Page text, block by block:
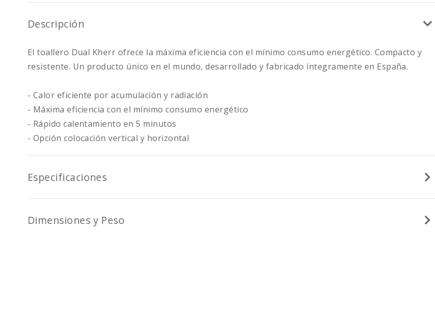
Descripción
El toallero Dual Kherr ofrece la máxima eficiencia con el mínimo consumo energético. Compacto y
resistente. Un producto único en el mundo, desarrollado y fabricado íntegramente en España.
- Calor eficiente por acumulación y radiación
- Máxima eficiencia con el mínimo consumo energético
- Rápido calentamiento en 5 minutos
- Opción colocación vertical y horizontal
Especificaciones
Dimensiones y Peso